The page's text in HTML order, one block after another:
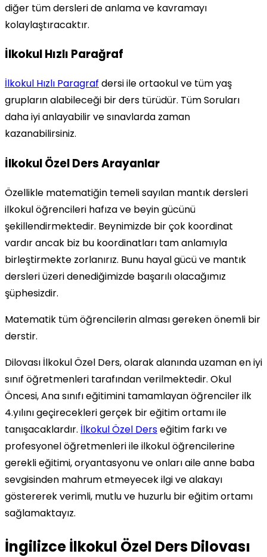
diğer tüm dersleri de anlama ve kavramayı
kolaylaştıracaktır.
İlkokul Hızlı Parağraf
İlkokul Hızlı Paragraf dersi ile ortaokul ve tüm yaş
grupların alabileceği bir ders türüdür. Tüm Soruları
daha iyi anlayabilir ve sınavlarda zaman
kazanabilirsiniz.
İlkokul Özel Ders Arayanlar
Özellikle matematiğin temeli sayılan mantık dersleri
ilkokul öğrencileri hafıza ve beyin gücünü
şekillendirmektedir. Beynimizde bir çok koordinat
vardır ancak biz bu koordinatları tam anlamıyla
birleştirmekte zorlanırız. Bunu hayal gücü ve mantık
dersleri üzeri denediğimizde başarılı olacağımız
şüphesizdir.
Matematik tüm öğrencilerin alması gereken önemli bir
derstir.
Dilovası İlkokul Özel Ders, olarak alanında uzaman en iyi
sınıf öğretmenleri tarafından verilmektedir. Okul
Öncesi, Ana sınıfı eğitimini tamamlayan öğrenciler ilk
4.yılını geçirecekleri gerçek bir eğitim ortamı ile
tanışacaklardır. İlkokul Özel Derseğitim farkı ve
profesyonel öğretmenleri ile ilkokul öğrencilerine
gerekli eğitimi, oryantasyonu ve onları aile anne baba
sevgisinden mahrum etmeyecek ilgi ve alakayı
göstererek verimli, mutlu ve huzurlu bir eğitim ortamı
sağlamaktayız.
İngilizce İlkokul Özel Ders Dilovası